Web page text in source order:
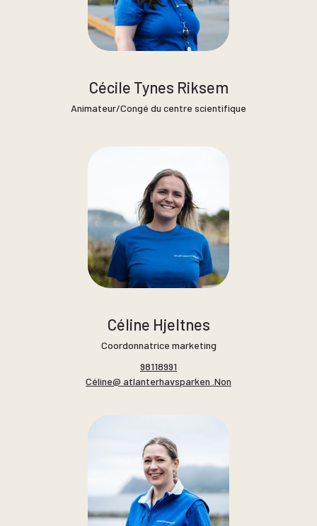
Cécile Tynes Riksem
Animateur/Congé du centre scientifique
Céline Hjeltnes
Coordonnatrice marketing
98118991
Céline@ atlanterhavsparken .Non